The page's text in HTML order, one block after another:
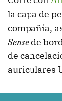
la capa de
compañía,
Sense de
de
auriculares